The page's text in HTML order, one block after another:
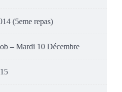
(5eme repas)
– Mardi 10 Décembre